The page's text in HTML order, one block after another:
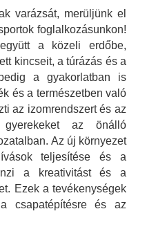
varázsát, merüljünk el
foglalkozásunkon!
a közeli erdőbe,
kincseit, a túrázás és a
a gyakorlatban is
és a természetben való
az izomrendszert és az
az önálló
Az új környezet
teljesítése és a
a kreativitást és a
Ezek a tevékenységek
csapatépítésre és az